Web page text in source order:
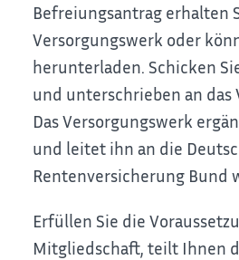
Befreiungsantrag erhalten
Versorgungswerk oder
herunterladen. Schicken
und unterschrieben an das
Das Versorgungswerk
und leitet ihn an die
Rentenversicherung Bund
Erfüllen Sie die
Mitgliedschaft, teilt Ihnen